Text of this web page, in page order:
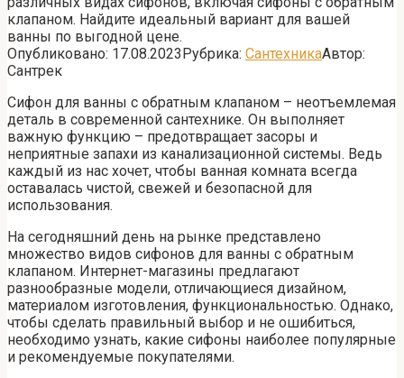
клапаном. Найдите идеальный вариант для вашей
ванны по выгодной цене.
Опубликовано: 17.08.2023Рубрика: СантехникаАвтор:
Сантрек
Сифон для ванны с обратным клапаном – неотъемлемая
деталь в современной сантехнике. Он выполняет
важную функцию – предотвращает засоры и
неприятные запахи из канализационной системы. Ведь
каждый из нас хочет, чтобы ванная комната всегда
оставалась чистой, свежей и безопасной для
использования.
На сегодняшний день на рынке представлено
множество видов сифонов для ванны с обратным
клапаном. Интернет-магазины предлагают
разнообразные модели, отличающиеся дизайном,
материалом изготовления, функциональностью. Однако,
чтобы сделать правильный выбор и не ошибиться,
необходимо узнать, какие сифоны наиболее популярные
и рекомендуемые покупателями.